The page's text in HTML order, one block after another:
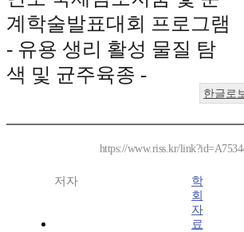
계학술발표대회 프로그램
- 유용 생리 활성 물질 탐
색 및 균주육종 -
한글로
https://www.riss.kr/
저자
학
회
자
료